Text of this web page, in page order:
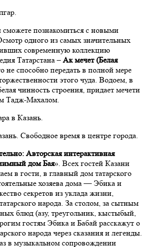
познакомиться с новыми
одного из самых значительных
современную коллекцию
Татарстана –Ак мечет (Белая
не способно передать в полной мере
этого чуда. Водоем, в
чинность строения, придает мечети
Тадж-Махалом.
в Казань.
Свободное время в центре города.
Авторская интерактивная
дом Бая». Всех гостей Казани
в гости, в главный дом татарского
хозяева дома — Эбика и
секретов из уклада жизни,
народа. За столом, за сытным
блюд (азу, треугольник, кыстыбый,
гостям Эбика и Бабай расскажут о
народа через сказания и легенды.
в музыкальном сопровождении